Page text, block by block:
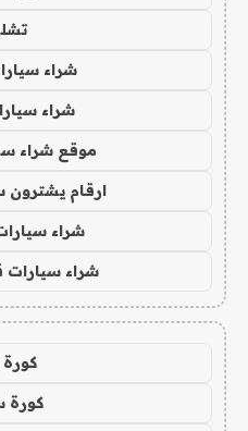
شراء
شراء
موقع شراء
ارقام يشترون
شراء
شراء سيارات
كورة 365
كورة